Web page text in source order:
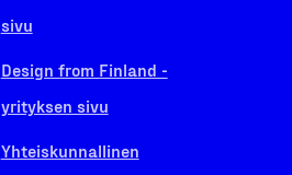
sivu
Design from Finland -
yrityksen sivu
Yhteiskunnallinen